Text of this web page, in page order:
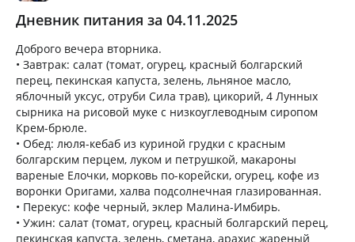
Дневник питания за 04.11.2025
Доброго вечера вторника.
• Завтрак: салат (томат, огурец, красный болгарский
перец, пекинская капуста, зелень, льняное масло,
яблочный уксус, отруби Сила трав), цикорий, 4 Лунных
сырника на рисовой муке с низкоуглеводным сиропом
Крем-брюле.
• Обед: люля-кебаб из куриной грудки с красным
болгарским перцем, луком и петрушкой, макароны
вареные Елочки, морковь по-корейски, огурец, кофе из
воронки Оригами, халва подсолнечная глазированная.
• Перекус: кофе черный, эклер Малина-Имбирь.
• Ужин: салат (томат, огурец, красный болгарский перец,
пекинская капуста, зелень, сметана, арахис жареный